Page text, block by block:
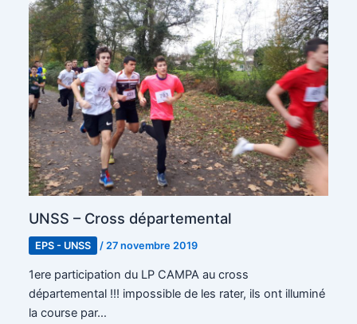
UNSS – Cross départemental
EPS - UNSS / 27 novembre 2019
1ere participation du LP CAMPA au cross
départemental !!! impossible de les rater, ils ont illuminé
la course par…